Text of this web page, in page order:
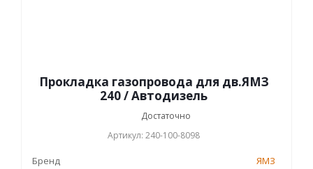
Прокладка газопровода для дв.ЯМЗ
240 / Автодизель
Достаточно
Артикул: 240-100-8098
Бренд
ЯМЗ